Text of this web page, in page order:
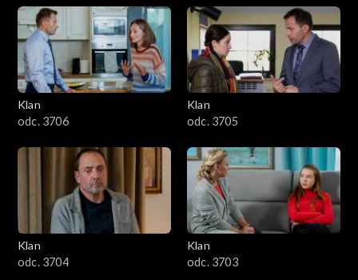
Klan
odc. 3706
Klan
odc. 3705
Klan
odc. 3704
Klan
odc. 3703